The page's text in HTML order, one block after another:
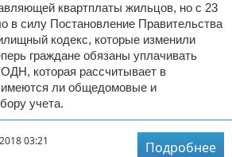
квартплаты жильцов, но с 23
в силу Постановление Правительства
кодекс, которые изменили
граждане обязаны уплачивать
которая рассчитывает в
имеются ли общедомовые и
учета.
03:21
Подробнее